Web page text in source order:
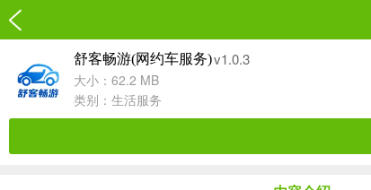
舒客畅游(网约车服务)v1.0.3
大小：62.2 MB
类别： 生活服务